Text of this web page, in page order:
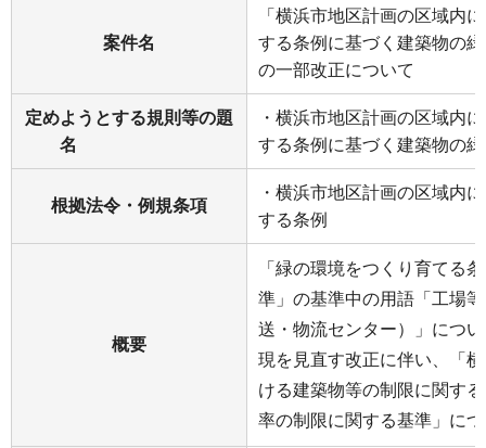
案件名
「横浜市地区計画の区域内
する条例に基づく建築物の
の一部改正について
定めようとする規則等の題
名
・横浜市地区計画の区域内
する条例に基づく建築物の
根拠法令・例規条項
・横浜市地区計画の区域内
する条例
概要
「緑の環境をつくり育てる
準」の基準中の用語「工場
送・物流センター）」につ
現を見直す改正に伴い、「
ける建築物等の制限に関す
率の制限に関する基準」に